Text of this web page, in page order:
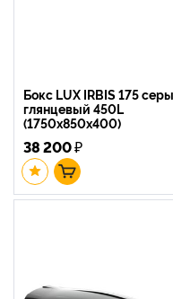
Бокс LUX IRBIS 175
глянцевый 450L
(1750х850х400)
38 200₽